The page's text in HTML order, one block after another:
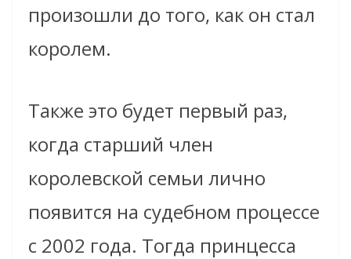
произошли до того, как он стал
королем.
Также это будет первый раз,
когда старший член
королевской семьи лично
появится на судебном процессе
с 2002 года. Тогда принцесса